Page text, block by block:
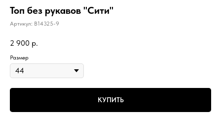
Топ без рукавов "Сити"
Артикул: B14325-9
2 900 р.
Размер
КУПИТЬ